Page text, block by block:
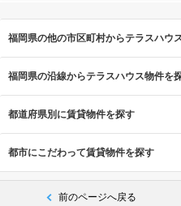
福岡県の他の市区町村からテラスハウ
福岡県の沿線からテラスハウス物件を
都道府県別に賃貸物件を探す
都市にこだわって賃貸物件を探す
前のページへ戻る